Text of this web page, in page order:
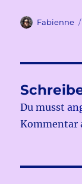
Autor
Fabienne
Du musst
Kommentar